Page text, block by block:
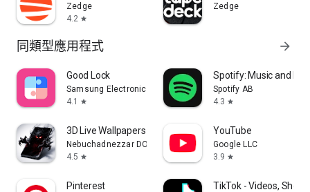
Zedge
4.2 star
Zedge
同類型應用程式 arrow_forward
Good Lock
Samsung Electronics Co., Ltd.
4.1
star
Spotify: Music and
Spotify AB
4.3 star
3D Live Wallpapers 4D video 4K
Nebuchadnezzar DOO
4.5 star
YouTube
Google LLC
3.9 star
Pinterest TikTok - Videos, Shop